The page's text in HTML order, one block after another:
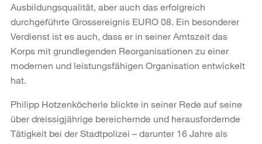
Ausbildungsqualität, aber auch das erfolgreich
durchgeführte Gross­ereignis EURO 08. Ein besonderer
Verdienst ist es auch, dass er in seiner Amtszeit das
Korps mit grundlegenden Reorganisationen zu einer
modernen und leistungsfähigen Organisation entwickelt
hat.
Philipp Hotzenköcherle blickte in seiner Rede auf seine
über dreissigjährige bereichernde und herausfordernde
Tätigkeit bei der Stadtpolizei – darunter 16 Jahre als